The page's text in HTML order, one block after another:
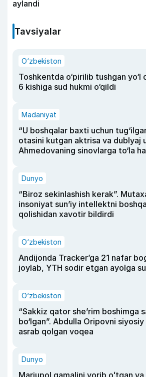
aylandi
Tavsiyalar
O‘zbekiston
Toshkentda o‘pirilib tushgan yo‘l
6 kishiga sud hukmi o‘qildi
Madaniyat
“U boshqalar baxti uchun
otasini kutgan aktrisa va dublyaj
Ahmedovaning sinovlarga to‘la
Dunyo
“Biroz sekinlashish kerak”.
insoniyat sun’iy intellektni
qolishidan xavotir bildirdi
O‘zbekiston
Andijonda Tracker’ga 21 nafar
joylab, YTH sodir etgan ayolga
O‘zbekiston
“Sakkiz qator she’rim boshimga
bo‘lgan”. Abdulla Oripovni
asrab qolgan voqea
Dunyo
Mariupol qamalini yorib oʻtgan va